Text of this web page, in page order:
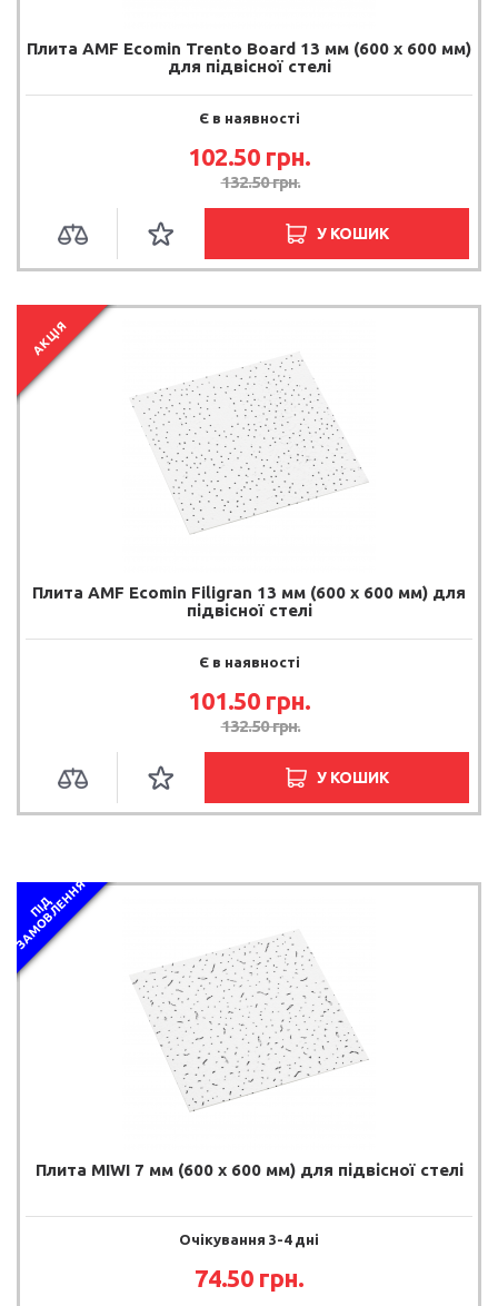
Плита AMF Ecomin Trento Board 13 мм (600 х 600 мм)
для підвісної стелі
Є в наявності
102.50 грн.
132.50 грн.
У КОШИК
АКЦІЯ
Плита AMF Ecomin Filigran 13 мм (600 х 600 мм) для
підвісної стелі
Є в наявності
101.50 грн.
132.50 грн.
У КОШИК
П
І
Д
З
А
М
О
В
Л
Е
Н
Н
Я
Плита MIWI 7 мм (600 х 600 мм) для підвісної стелі
Очікування 3-4 дні
74.50 грн.